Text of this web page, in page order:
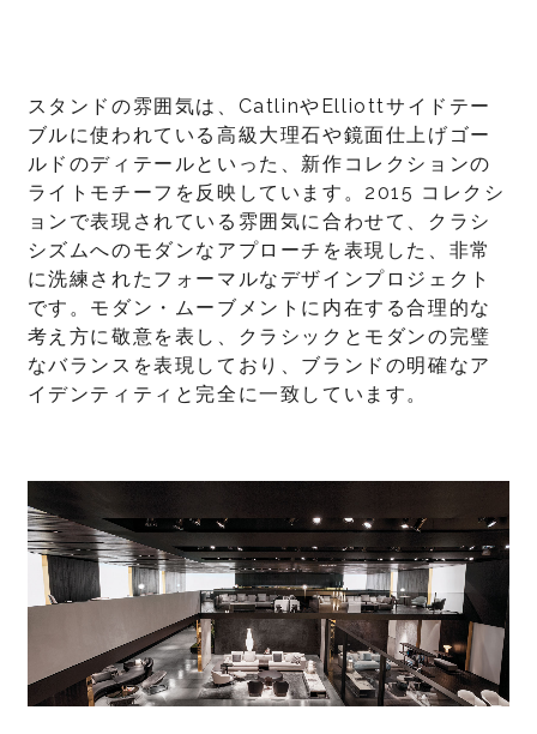
スタンドの雰囲気は、CatlinやElliottサイドテー
ブルに使われている高級大理石や鏡面仕上げゴー
ルドのディテールといった、新作コレクションの
ライトモチーフを反映しています。2015 コレクシ
ョンで表現されている雰囲気に合わせて、クラシ
シズムへのモダンなアプローチを表現した、非常
に洗練されたフォーマルなデザインプロジェクト
です。モダン・ムーブメントに内在する合理的な
考え方に敬意を表し、クラシックとモダンの完璧
なバランスを表現しており、ブランドの明確なア
イデンティティと完全に一致しています。